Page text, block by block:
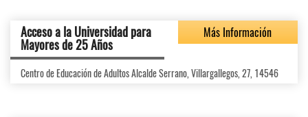
Acceso a la Universidad para
Mayores de 25 Años
Más Información
Centro de Educación de Adultos Alcalde Serrano, Villargallegos, 27, 14546